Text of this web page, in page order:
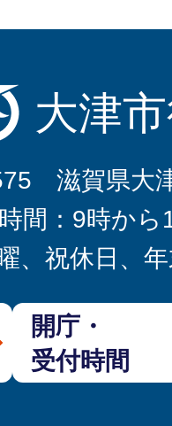
大津
滋賀県大
間：9時から
、祝休日、
開庁・
受付時間